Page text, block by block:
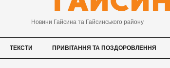
Новини Гайсина та Гайсинського району
ТЕКСТИ ПРИВІТАННЯ ТА ПОЗДОРОВЛЕННЯ